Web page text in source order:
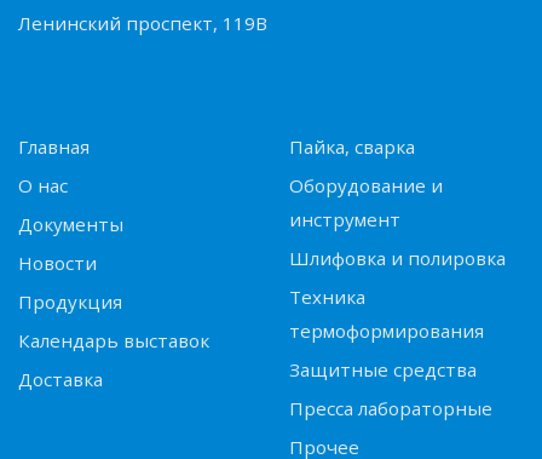
Ленинский проспект, 119В
Главная
О нас
Документы
Новости
Продукция
Календарь выставок
Доставка
Пайка, сварка
Оборудование и
инструмент
Шлифовка и полировка
Техника
термоформирования
Защитные средства
Пресса лабораторные
Прочее